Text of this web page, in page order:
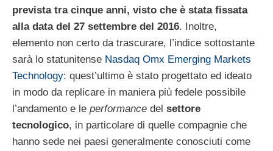
prevista tra cinque anni, visto che è stata fissata
alla data del 27 settembre del 2016. Inoltre,
elemento non certo da trascurare, l’indice sottostante
sarà lo statunitense Nasdaq Omx Emerging Markets
Technology: quest’ultimo è stato progettato ed ideato
in modo da replicare in maniera più fedele possibile
l’andamento e le performance del settore
tecnologico, in particolare di quelle compagnie che
hanno sede nei paesi generalmente conosciuti come